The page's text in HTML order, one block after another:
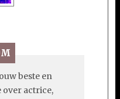
beste en
over actrice,